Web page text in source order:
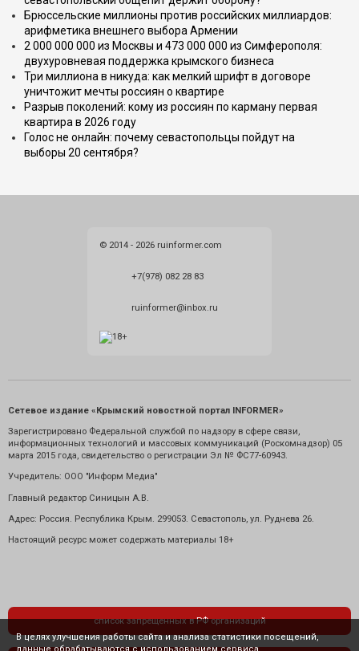
Брюссельские миллионы против российских миллиардов:
арифметика внешнего выбора Армении
2 000 000 000 из Москвы и 473 000 000 из Симферополя:
двухуровневая поддержка крымского бизнеса
Три миллиона в никуда: как мелкий шрифт в договоре
уничтожит мечты россиян о квартире
Разрыв поколений: кому из россиян по карману первая
квартира в 2026 году
Голос не онлайн: почему севастопольцы пойдут на
выборы 20 сентября?
© 2014 - 2026 ruinformer.com
+7(978) 082 28 83
ruinformer@inbox.ru
Сетевое издание «Крымский новостной портал INFORMER»
Зарегистрировано Федеральной службой по надзору в сфере связи,
информационных технологий и массовых коммуникаций (Роскомнадзор) 05
марта 2015 года, свидетельство о регистрации Эл № ФС77-60943.
Учредитель: ООО "Информ Медиа"
Главный редактор Синицын А.В.
Адрес: Россия. Республика Крым. 299053. Севастополь, ул. Руднева 26.
Настоящий ресурс может содержать материалы 18+
список запрещенных в РФ организаций
В целях улучшения работы сайта и анализа статистики посещений,
данные обрабатываются с использованием сервиса